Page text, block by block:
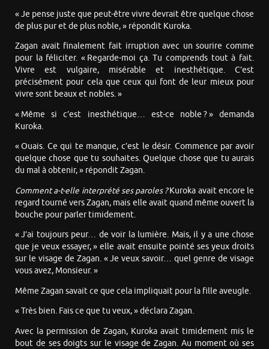
« Je pense juste que peut-être vivre devrait être quelque chose
de plus pur et de plus noble, » répondit Kuroka.
Zagan avait finalement fait irruption avec un sourire comme
pour la féliciter. « Regarde-moi ça. Tu comprends tout à fait.
Vivre est vulgaire, misérable et inesthétique. C’est
précisément pour cela que ceux qui font de leur mieux pour
vivre sont beaux et nobles. »
« Même si c’est inesthétique… est-ce noble ? » demanda
Kuroka.
« Ouais. Ce qui te manque, c’est le désir. Commence par avoir
quelque chose que tu souhaites. Quelque chose que tu aurais
du mal à obtenir, » répondit Zagan.
Comment a-t-elle interprété ses paroles ?Kuroka avait encore le
regard tourné vers Zagan, mais elle avait quand même ouvert la
bouche pour parler timidement.
« J’ai toujours peur… de voir la lumière. Mais, il y a une chose
que je veux essayer, » elle avait ensuite pointé ses yeux droits
sur le visage de Zagan. « Je veux savoir… quel genre de visage
vous avez, Monsieur. »
Même Zagan savait ce que cela impliquait pour la fille aveugle.
« Très bien. Fais ce que tu veux, » déclara Zagan.
Avec la permission de Zagan, Kuroka avait timidement mis le
bout de ses doigts sur le visage de Zagan. Au moment où ses